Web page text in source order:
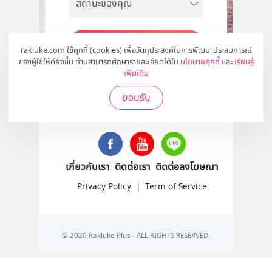
rakluke.com ใช้คุกกี้ (cookies) เพื่อวัตถุประสงค์ในการพัฒนาประสบการณ์
ของผู้ใช้ให้ดียิ่งขึ้น ท่านสามารถศึกษารายละเอียดได้ใน นโยบายคุกกี้ และ เรียนรู้
เพิ่มเติม
ยอมรับ
สมัคร
ติดตามเราได้ที่
เกี่ยวกับเรา ติดต่อเรา ติดต่อลงโฆษณา
Privacy Policy | Term of Service
© 2020 Rakluke Plus - ALL RIGHTS RESERVED.